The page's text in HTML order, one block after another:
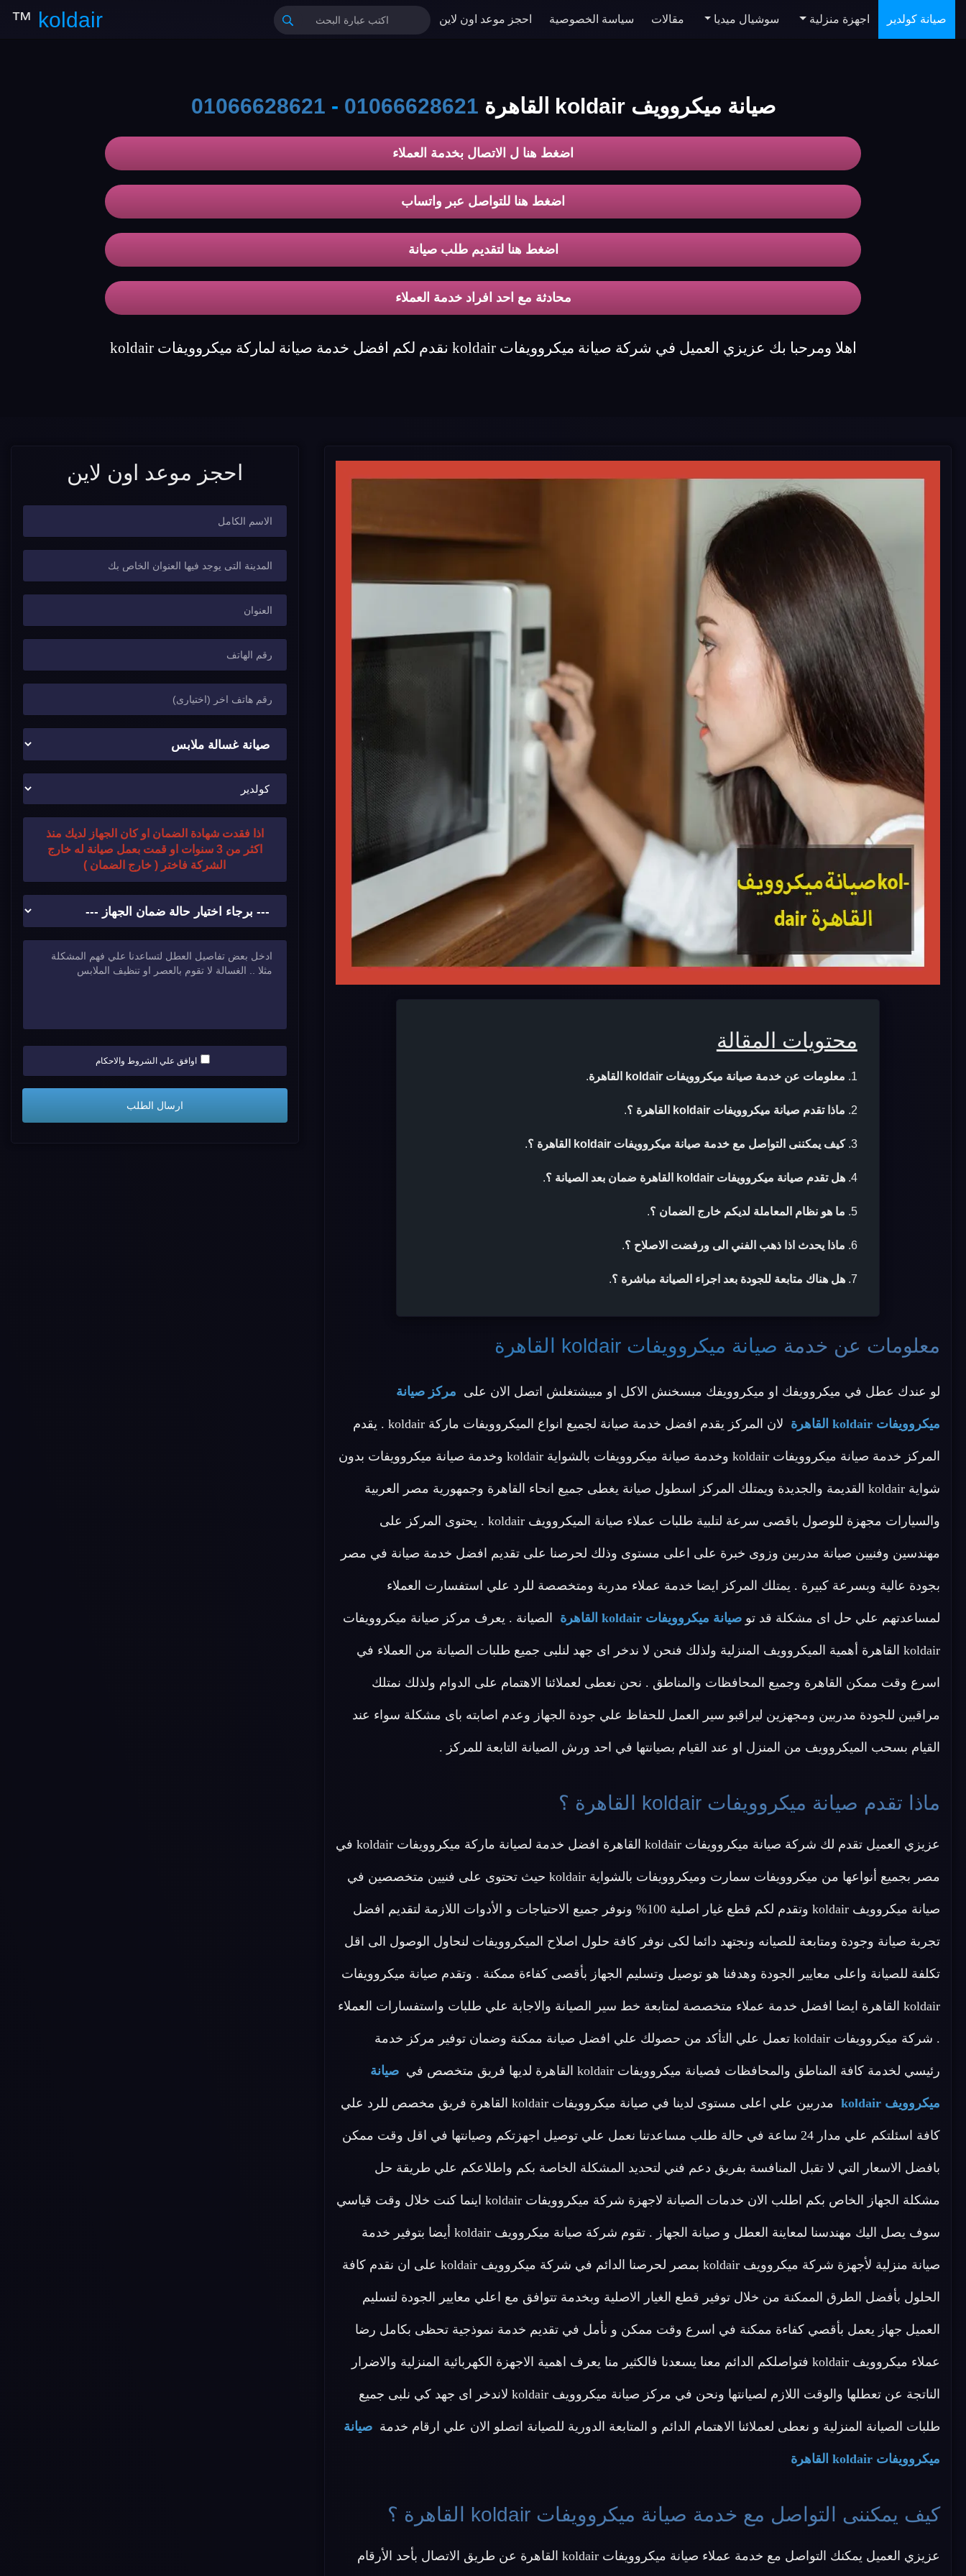
koldair
™ صيانة كولدير اجهزة منزلية سوشيال ميديا مقالات سياسة الخصوصية احجز موعد اون لاين
صيانة ميكروويف koldair القاهرة 01066628621
-
01066628621
اضغط هنا ل الاتصال بخدمة العملاء
اضغط هنا للتواصل عبر واتساب
اضغط هنا لتقديم طلب صيانة
محادثة مع احد افراد خدمة العملاء
اهلا ومرحبا بك عزيزي العميل في شركة صيانة ميكروويفات koldair نقدم لكم افضل خدمة صيانة لماركة ميكروويفات koldair
محتويات المقالة
معلومات عن خدمة صيانة ميكروويفات koldair القاهرة .
ماذا تقدم صيانة ميكروويفات koldair القاهرة ؟ .
كيف يمكننى التواصل مع خدمة صيانة ميكروويفات koldair القاهرة ؟ .
هل تقدم صيانة ميكروويفات koldair القاهرة ضمان بعد الصيانة ؟ .
ما هو نظام المعاملة لديكم خارج الضمان ؟.
ماذا يحدث اذا ذهب الفني الى ورفضت الاصلاح ؟.
هل هناك متابعة للجودة بعد اجراء الصيانة مباشرة ؟.
معلومات عن خدمة صيانة ميكروويفات koldair القاهرة
لو عندك عطل في ميكروويفك او ميكروويفك مبسخنش الاكل او مبيشتغلش اتصل الان على مركز صيانة
ميكروويفات koldair القاهرة لان المركز يقدم افضل خدمة صيانة لجميع انواع الميكروويفات ماركة koldair . يقدم
المركز خدمة صيانة ميكروويفات koldair وخدمة صيانة ميكروويفات بالشواية koldair وخدمة صيانة ميكروويفات بدون
شواية koldair القديمة والجديدة ويمتلك المركز اسطول صيانة يغطى جميع انحاء القاهرة وجمهورية مصر العربية
والسيارات مجهزة للوصول باقصى سرعة لتلبية طلبات عملاء صيانة الميكروويف koldair . يحتوى المركز على
مهندسين وفنيين صيانة مدربين وزوى خبرة على اعلى مستوى وذلك لحرصنا على تقديم افضل خدمة صيانة في مصر
بجودة عالية وبسرعة كبيرة . يمتلك المركز ايضا خدمة عملاء مدربة ومتخصصة للرد علي استفسارت العملاء
لمساعدتهم علي حل اى مشكلة قد تو صيانة ميكروويفات koldair القاهرة الصيانة . يعرف مركز صيانة ميكروويفات
koldair القاهرة أهمية الميكروويف المنزلية ولذلك فنحن لا ندخر اى جهد لنلبى جميع طلبات الصيانة من العملاء في
اسرع وقت ممكن القاهرة وجميع المحافظات والمناطق . نحن نعطى لعملائنا الاهتمام على الدوام ولذلك نمتلك
مراقبين للجودة مدربين ومجهزين ليراقبو سير العمل للحفاظ علي جودة الجهاز وعدم اصابته باى مشكلة سواء عند
القيام بسحب الميكروويف من المنزل او عند القيام بصيانتها في احد ورش الصيانة التابعة للمركز .
ماذا تقدم صيانة ميكروويفات koldair القاهرة ؟
عزيزي العميل تقدم لك شركة صيانة ميكروويفات koldair القاهرة افضل خدمة لصيانة ماركة ميكروويفات koldair في
مصر بجميع أنواعها من ميكروويفات سمارت وميكروويفات بالشواية koldair حيث تحتوى على فنيين متخصصين في
صيانة ميكروويف koldair وتقدم لكم قطع غيار اصلية 100% ونوفر جميع الاحتياجات و الأدوات اللازمة لتقديم افضل
تجربة صيانة وجودة ومتابعة للصيانه ونجتهد دائما لكى نوفر كافة حلول اصلاح الميكروويفات لنحاول الوصول الى اقل
تكلفة للصيانة واعلى معايير الجودة وهدفنا هو توصيل وتسليم الجهاز بأقصى كفاءة ممكنة . وتقدم صيانة ميكروويفات
koldair القاهرة ايضا افضل خدمة عملاء متخصصة لمتابعة خط سير الصيانة والاجابة علي طلبات واستفسارات العملاء
. شركة ميكروويفات koldair تعمل علي التأكد من حصولك علي افضل صيانة ممكنة وضمان توفير مركز خدمة
رئيسي لخدمة كافة المناطق والمحافظات فصيانة ميكروويفات koldair القاهرة لديها فريق متخصص في صيانة
ميكروويف koldair مدربين علي اعلى مستوى لدينا في صيانة ميكروويفات koldair القاهرة فريق مخصص للرد علي
كافة اسئلتكم علي مدار 24 ساعة في حالة طلب مساعدتنا نعمل علي توصيل اجهزتكم وصيانتها في اقل وقت ممكن
بافضل الاسعار التي لا تقبل المنافسة بفريق دعم فني لتحديد المشكلة الخاصة بكم واطلاعكم علي طريقة حل
مشكلة الجهاز الخاص بكم اطلب الان خدمات الصيانة لاجهزة شركة ميكروويفات koldair اينما كنت خلال وقت قياسي
سوف يصل اليك مهندسنا لمعاينة العطل و صيانة الجهاز . تقوم شركة صيانة ميكروويف koldair أيضا بتوفير خدمة
صيانة منزلية لأجهزة شركة ميكروويف koldair بمصر لحرصنا الدائم في شركة ميكروويف koldair على ان نقدم كافة
الحلول بأفضل الطرق الممكنة من خلال توفير قطع الغيار الاصلية وبخدمة تتوافق مع اعلي معايير الجودة لتسليم
العميل جهاز يعمل بأقصي كفاءة ممكنة في اسرع وقت ممكن و نأمل في تقديم خدمة نموذجية تحظى بكامل رضا
عملاء ميكروويف koldair فتواصلكم الدائم معنا يسعدنا فالكثير منا يعرف اهمية الاجهزة الكهربائية المنزلية والاضرار
الناتجة عن تعطلها والوقت اللازم لصيانتها ونحن في مركز صيانة ميكروويف koldair لاندخر اى جهد كي نلبى جميع
طلبات الصيانة المنزلية و نعطى لعملائنا الاهتمام الدائم و المتابعة الدورية للصيانة اتصلو الان علي ارقام خدمة صيانة
ميكروويفات koldair القاهرة
كيف يمكننى التواصل مع خدمة صيانة ميكروويفات koldair القاهرة ؟
عزيزي العميل يمكنك التواصل مع خدمة عملاء صيانة ميكروويفات koldair القاهرة عن طريق الاتصال بأحد الأرقام
احجز موعد اون لاين
اذا فقدت شهادة الضمان او كان الجهاز لديك منذ
اكثر من 3 سنوات او قمت بعمل صيانة له خارج
الشركة فاختر ( خارج الضمان )
اوافق علي الشروط والاحكام